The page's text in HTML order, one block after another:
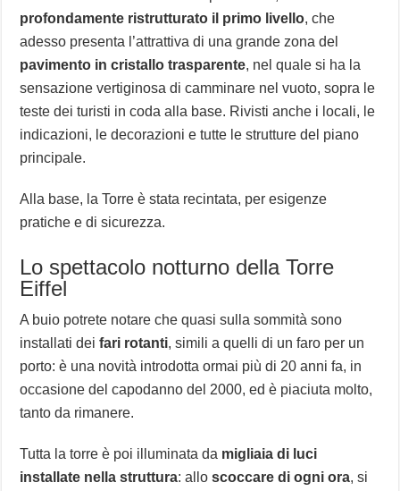
profondamente ristrutturato il primo livello, che
adesso presenta l’attrattiva di una grande zona del
pavimento in cristallo trasparente, nel quale si ha la
sensazione vertiginosa di camminare nel vuoto, sopra le
teste dei turisti in coda alla base. Rivisti anche i locali, le
indicazioni, le decorazioni e tutte le strutture del piano
principale.
Alla base, la Torre è stata recintata, per esigenze
pratiche e di sicurezza.
Lo spettacolo notturno della Torre
Eiffel
A buio potrete notare che quasi sulla sommità sono
installati deifari rotanti, simili a quelli di un faro per un
porto: è una novità introdotta ormai più di 20 anni fa, in
occasione del capodanno del 2000, ed è piaciuta molto,
tanto da rimanere.
Tutta la torre è poi illuminata da migliaia di luci
installate nella struttura: alloscoccare di ogni ora, si